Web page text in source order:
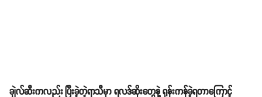
ချဲလ်ဆီးကလည်း ပြီးခဲ့တဲ့ရာသီမှာ ရလဒ်ဆိုးတွေနဲ့ ရုန်းကန်ခဲ့ရတာကြောင့်